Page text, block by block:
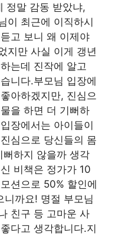
정말 감동 받았냐,
이 최근에 이직하시
고 보니 왜 이제야
지만 사실 이게 갱년
는데 진작에 알고
니다.부모님 입장에
아하겠지만, 진심으
을 하면 더 기뻐하
장에서는 아이들이
심으로 당신들의 몸
하지 않을까 생각
비책은 정가가 10
션으로 50% 할인에
까요! 명절 부모님
친구 등 고마운 사
다고 생각합니다.지